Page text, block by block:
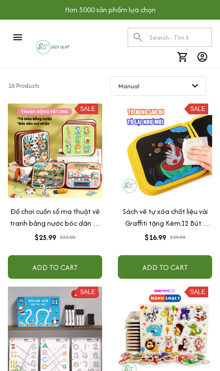
Hơn 5000 sản phẩm lựa chọn
16 Products
SALE
Đồ chơi cuốn sổ ma thuật vẽ
tranh bằng nước bóc dán 10
chủ đề đa dạng chi tiết cho
$25.99 $33.00
ADD TO CART
SALE
Sách vẽ tự xóa chất liệu vải
Graffiti tặng Kèm12 Bút -
Combo Sách vẽ + bút viết tự
$16.99 $19.00
ADD TO CART
SALE SALE